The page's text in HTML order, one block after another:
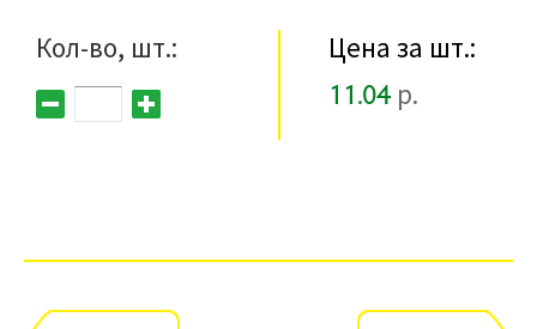
Кол-во, шт.:
Цена за шт.:
11.04 р.